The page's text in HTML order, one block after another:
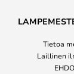
Tietoa
Laillinen